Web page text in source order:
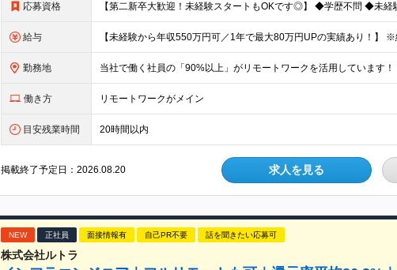
応募資格
給与
勤務地
働き方 リモートワークがメイン
目安残業時間 20時間以内
掲載終了予定日：2026.08.20 求人を見る
NEW 正社員 面接情報有 自己PR不要 話を聞きたい応募可
株式会社ルトラ